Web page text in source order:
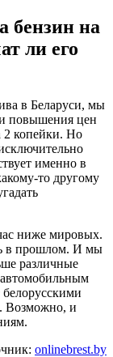
бензин на
ли его
в Беларуси, мы
повышения цен
копейки. Но
именно в
то другому
ниже мировых.
в прошлом. И мы
различные
автомобильным
Возможно, и
onlinebrest.by